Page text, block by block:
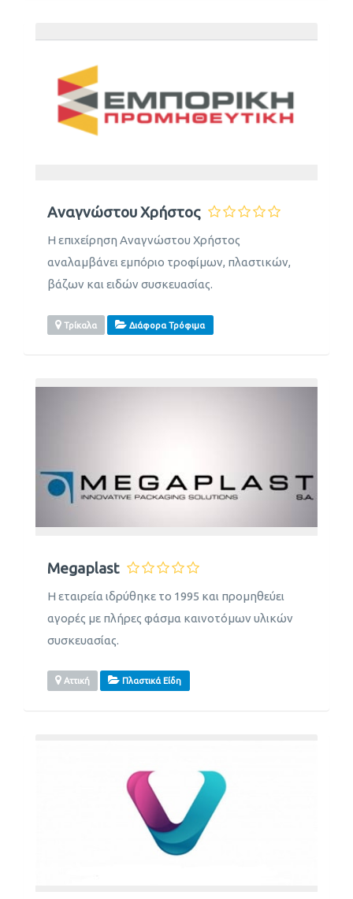
Αναγνώστου Χρήστος
Η επιχείρηση Αναγνώστου Χρήστος
αναλαμβάνει εμπόριο τροφίμων, πλαστικών,
βάζων και ειδών συσκευασίας.
Τρίκαλα Διάφορα Τρόφιμα
Megaplast
Η εταιρεία ιδρύθηκε το 1995 και προμηθεύει
αγορές με πλήρες φάσμα καινοτόμων υλικών
συσκευασίας.
Αττική Πλαστικά Είδη